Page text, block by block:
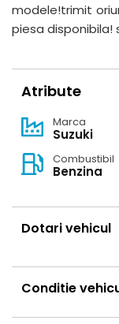
modele!trimit
piesa
Atribute
Marca
Suzuki
Combustibil
Benzina
Dotari vehicul
Conditie